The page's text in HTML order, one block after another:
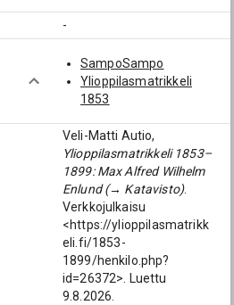
kappalainen;
Sotkamo]
Mömmö, August
(1854-1917):
kappalainen;
Sotkamo]
Cajanus, Gabriel
(-1713): [Kajaanin
kirkkoherra; Kajaani]
Uhlbrandt, Zachris
(-1714): [Sotkamon
kappalainen;
Sotkamo]
-
SampoSampo
Ylioppilasmatrikkeli
1853
Veli-Matti Autio,
Ylioppilasmatrikkeli 1853–
1899: Max Alfred Wilhelm
Enlund (→ Katavisto).
Verkkojulkaisu
<https://ylioppilasmatrikk
eli.fi/1853-
1899/henkilo.php?
id=26372>. Luettu
9.8.2026.